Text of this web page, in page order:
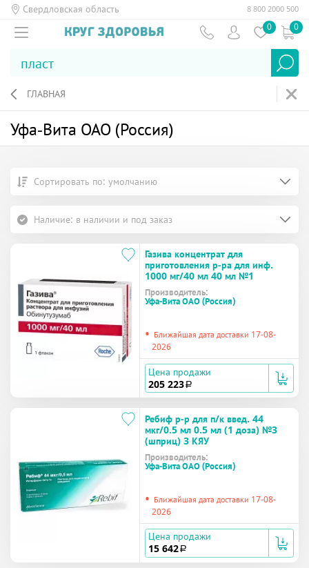
Свердловская область 8 800 2000 500
0 0
ГЛАВНАЯ
Уфа-Вита ОАО (Россия)
Сортировать по: умолчанию
Наличие: в наличии и под заказ
Газива концентрат для
приготовления р-ра для инф.
1000 мг/40 мл 40 мл №1
Производитель:
Уфа-Вита ОАО (Россия)
• Ближайшая дата доставки 17-08-
2026
Цена продажи
205 223 a
Ребиф р-р для п/к введ. 44
мкг/0.5 мл 0.5 мл (1 доза) №3
(шприц) 3 КЯУ
Производитель:
Уфа-Вита ОАО (Россия)
• Ближайшая дата доставки 17-08-
2026
Цена продажи
15 642 a